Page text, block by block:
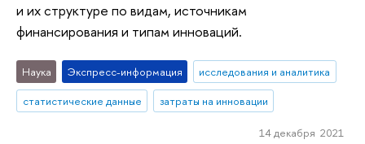
и их структуре по видам, источникам
финансирования и типам инноваций.
Наука Экспресс-информация
исследования и аналитика
статистические данные
затраты на инновации
14 декабря 2021